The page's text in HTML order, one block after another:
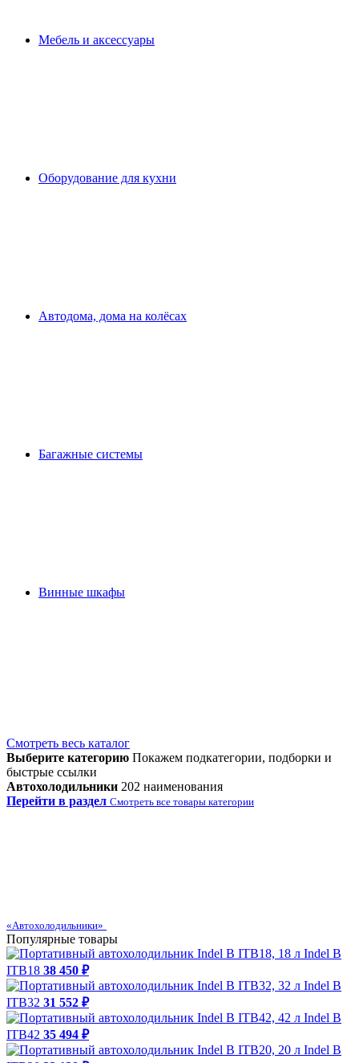
Мебель и аксессуары
Оборудование для кухни
Автодома, дома на колёсах
Багажные системы
Винные шкафы
Смотреть весь каталог
Выберите категорию Покажем подкатегории, подборки и
быстрые ссылки
Автохолодильники 202 наименования
Перейти в раздел Смотреть все товары категории
«Автохолодильники»
Популярные товары
Indel B
ITB18 38 450 ₽
Indel B
ITB32 31 552 ₽
Indel B
ITB42 35 494 ₽
Indel B